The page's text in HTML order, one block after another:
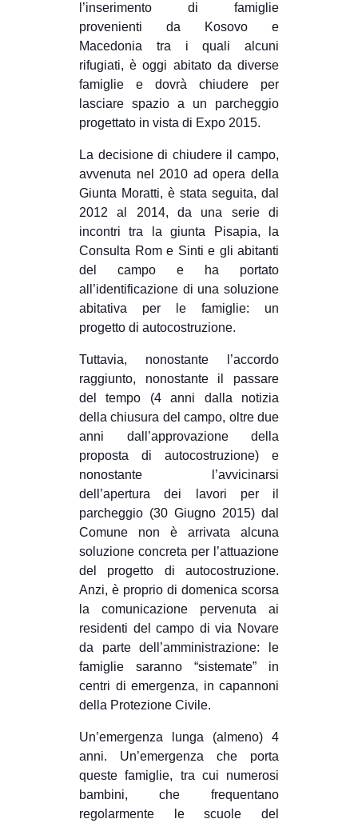
ESTREMO ORIENTE
EUROPA
MEDIO ORIENTE
MONDO
EVENTI
in
Fb
tw
bsky
ms
l’inserimento di famiglie
provenienti da Kosovo e
Macedonia tra i quali alcuni
rifugiati, è oggi abitato da diverse
famiglie e dovrà chiudere per
lasciare spazio a un parcheggio
progettato in vista di Expo 2015.
La decisione di chiudere il campo,
avvenuta nel 2010 ad opera della
Giunta Moratti, è stata seguita, dal
2012 al 2014, da una serie di
incontri tra la giunta Pisapia, la
Consulta Rom e Sinti e gli abitanti
del campo e ha portato
all’identificazione di una soluzione
abitativa per le famiglie: un
progetto di autocostruzione.
Tuttavia, nonostante l’accordo
raggiunto, nonostante il passare
del tempo (4 anni dalla notizia
della chiusura del campo, oltre due
anni dall’approvazione della
proposta di autocostruzione) e
nonostante l’avvicinarsi
dell’apertura dei lavori per il
parcheggio (30 Giugno 2015) dal
Comune non è arrivata alcuna
soluzione concreta per l’attuazione
del progetto di autocostruzione.
Anzi, è proprio di domenica scorsa
la comunicazione pervenuta ai
residenti del campo di via Novare
da parte dell’amministrazione: le
famiglie saranno “sistemate” in
centri di emergenza, in capannoni
della Protezione Civile.
Un’emergenza lunga (almeno) 4
anni. Un’emergenza che porta
queste famiglie, tra cui numerosi
bambini, che frequentano
regolarmente le scuole del